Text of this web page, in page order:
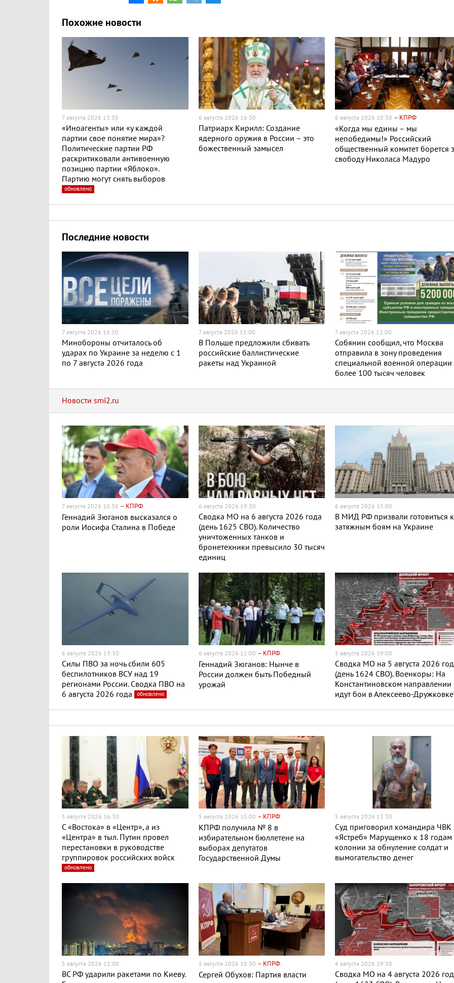
Похожие новости
7 августа 2026 13:30
«Иноагенты» или «у каждой
партии свое понятие мира»?
Политические партии РФ
раскритиковали антивоенную
позицию партии «Яблоко».
Партию могут снять выборов
обновлено
6 августа 2026 16:30
Патриарх Кирилл: Создание
ядерного оружия в России – это
божественный замысел
6 августа 2026 10:30 – КПРФ
«Когда мы едины – мы
непобедимы!» Российский
общественный комитет борется
свободу Николаса Мадуро
Последние новости
7 августа 2026 16:30
Минобороны отчиталось об
ударах по Украине за неделю с 1
по 7 августа 2026 года
7 августа 2026 15:00
В Польше предложили сбивать
российские баллистические
ракеты над Украиной
7 августа 2026 12:00
Собянин сообщил, что Москва
отправила в зону проведения
специальной военной операции
более 100 тысяч человек
Новости smi2.ru
7 августа 2026 10:30 – КПРФ
Геннадий Зюганов высказался о
роли Иосифа Сталина в Победе
6 августа 2026 19:30
Сводка МО на 6 августа 2026 года
(день 1625 СВО). Количество
уничтоженных танков и
бронетехники превысило 30 тысяч
единиц
6 августа 2026 15:00
В МИД РФ призвали готовиться к
затяжным боям на Украине
6 августа 2026 13:30
Силы ПВО за ночь сбили 605
беспилотников ВСУ над 19
регионами России. Сводка ПВО на
6 августа 2026 года
обновлено
6 августа 2026 12:00 – КПРФ
Геннадий Зюганов: Нынче в
России должен быть Победный
урожай
5 августа 2026 19:00
Сводка МО на 5 августа 2026
(день 1624 СВО). Военкоры: На
Константиновском направлении
идут бои в Алексеево-Дружковке
5 августа 2026 16:30
С «Востока» в «Центр», а из
«Центра» в тыл. Путин провел
перестановки в руководстве
группировок российских войск
обновлено
5 августа 2026 15:00 – КПРФ
КПРФ получила № 8 в
избирательном бюллетене на
выборах депутатов
Государственной Думы
5 августа 2026 13:30
Суд приговорил командира ЧВК
«Ястреб» Марущенко к 18 годам
колонии за обнуление солдат и
вымогательство денег
5 августа 2026 12:00
ВС РФ ударили ракетами по Киеву.
5 августа 2026 10:30 – КПРФ
Сергей Обухов: Партия власти
4 августа 2026 19:30
Сводка МО на 4 августа 2026